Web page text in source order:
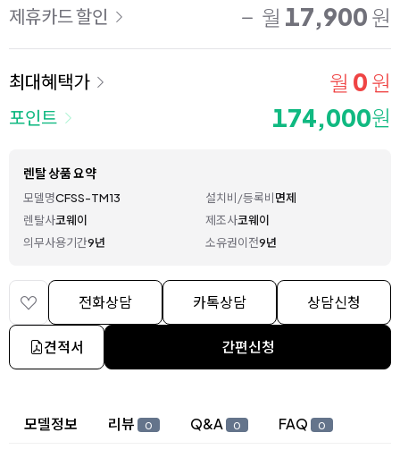
제휴카드 할인 월 17,900 원
최대혜택가 월 0 원
포인트 174,000원
렌탈 상품 요약
모델명CFSS-TM13 설치비/등록비면제
렌탈사코웨이 제조사코웨이
의무사용기간9년 소유권이전9년
전화상담 카톡상담 상담신청
견적서 간편신청
상세 정보
모델정보 리뷰 0 Q&A 0 FAQ 0